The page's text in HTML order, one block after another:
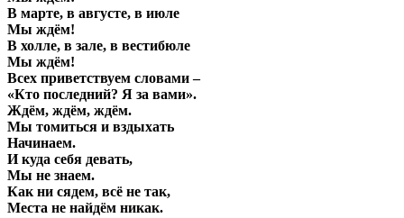
В марте, в августе, в июле
Мы ждём!
В холле, в зале, в вестибюле
Мы ждём!
Всех приветствуем словами –
«Кто последний? Я за вами».
Ждём, ждём, ждём.
Мы томиться и вздыхать
Начинаем.
И куда себя девать,
Мы не знаем.
Как ни сядем, всё не так,
Места не найдём никак.